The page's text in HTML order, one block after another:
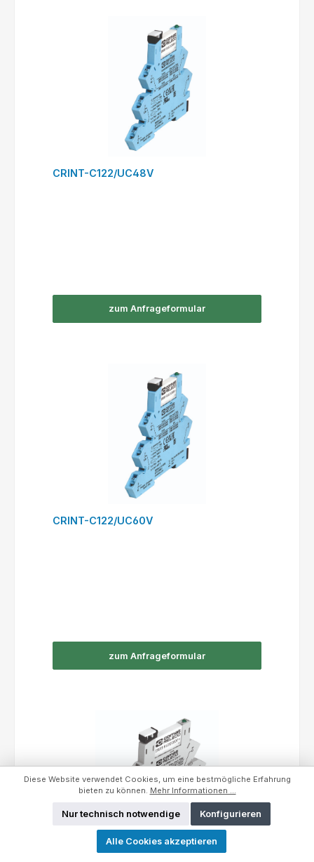
CRINT-C122/UC48V
zum Anfrageformular
CRINT-C122/UC60V
zum Anfrageformular
Diese Website verwendet Cookies, um eine bestmögliche Erfahrung
bieten zu können. Mehr Informationen ...
Nur technisch notwendige Konfigurieren
Alle Cookies akzeptieren